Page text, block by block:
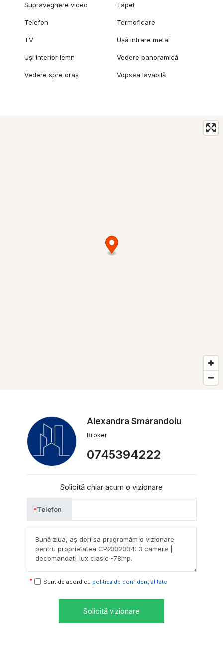
Supraveghere video Tapet
Telefon Termoficare
TV Ușă intrare metal
Uși interior lemn Vedere panoramică
Vedere spre oraș Vopsea lavabilă
Alexandra Smarandoiu
Broker
0745394222
Solicită chiar acum o vizionare
Telefon
Sunt de acord cu politica de confidențialitate
Solicită vizionare